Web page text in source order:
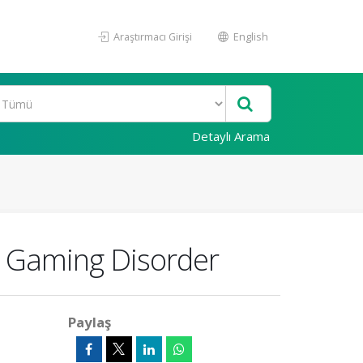
Araştırmacı Girişi English
Detaylı Arama
Disorder
Paylaş